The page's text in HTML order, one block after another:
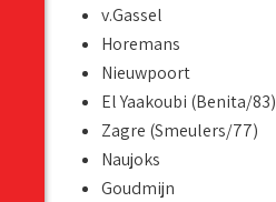
v.Gassel
Horemans
Nieuwpoort
El Yaakoubi (Benita/83)
Zagre (Smeulers/77)
Naujoks
Goudmijn